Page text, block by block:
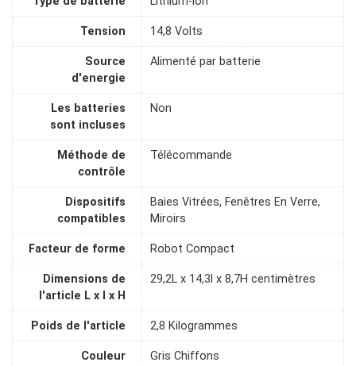
Tension 14,8 Volts
Source
d'energie
Alimenté par batterie
Les batteries
sont incluses
Non
Méthode de
contrôle
Télécommande
Dispositifs
compatibles
Baies Vitrées, Fenêtres En Verre,
Miroirs
Facteur de forme Robot Compact
Dimensions de
l'article L x l x H
29,2L x 14,3l x 8,7H centimètres
Poids de l'article 2,8 Kilogrammes
Couleur Gris Chiffons